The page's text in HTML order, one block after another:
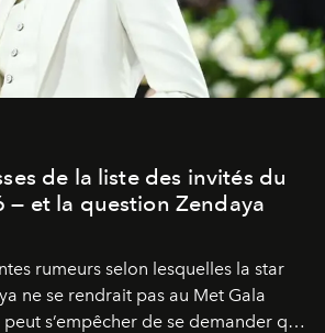
de la liste des invités du
— et la question Zendaya
rumeurs selon lesquelles la star
ne se rendrait pas au Met Gala
s’empêcher de se demander qui